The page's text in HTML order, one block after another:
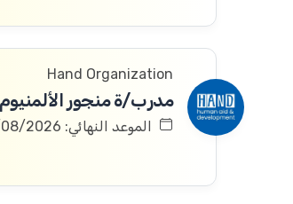
Hand Organization
مدرب/ة منجور الألمنيوم
الموعد النهائي: 01/08/2026